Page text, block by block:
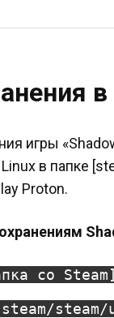
игры
в папке
Proton.
со
steam/